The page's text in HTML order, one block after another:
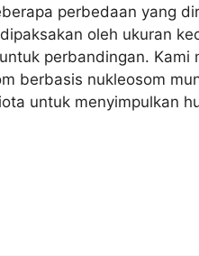
perbedaan yang
oleh ukuran
perbandingan. Kami
berbasis nukleosom
untuk menyimpulkan